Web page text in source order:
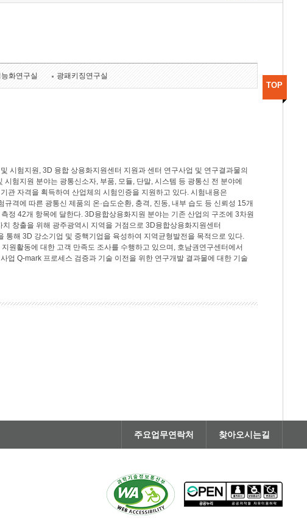
기획본부
화연구실 광패키징연구실
시험지원, 3D 융합 상용화지원센터 지원과 센터 연구사업 및 연구결과물의
험지원 분야는 광통신소자, 부품, 모듈, 단말, 시스템 등 광통신 전 분야에
관 자격을 획득하여 산업체의 시험인증을 지원하고 있다. 시험내용은
격에 따른 광통신 제품의 온·습도순환, 충격, 진동, 내부 습도 등 신뢰성 15개
정 42개 항목에 달한다. 3D융합상용화지원 분야는 기존 산업의 구조에 3차원
창출을 위해 광주광역시 지역을 거점으로 3D융합상용화지원센터
통해 3D 강소기업 및 중핵기업을 육성하여 지역균형발전을 목적으로 있다.
원활동에 대한 고객 만족도 조사를 수행하고 있으며, 호남권연구센터에서
업 Q-mark 프로세스 검증과 기술 이전을 위한 연구개발 결과물에 대한 기술
TOP
주요업무연락처 찾아오시는길